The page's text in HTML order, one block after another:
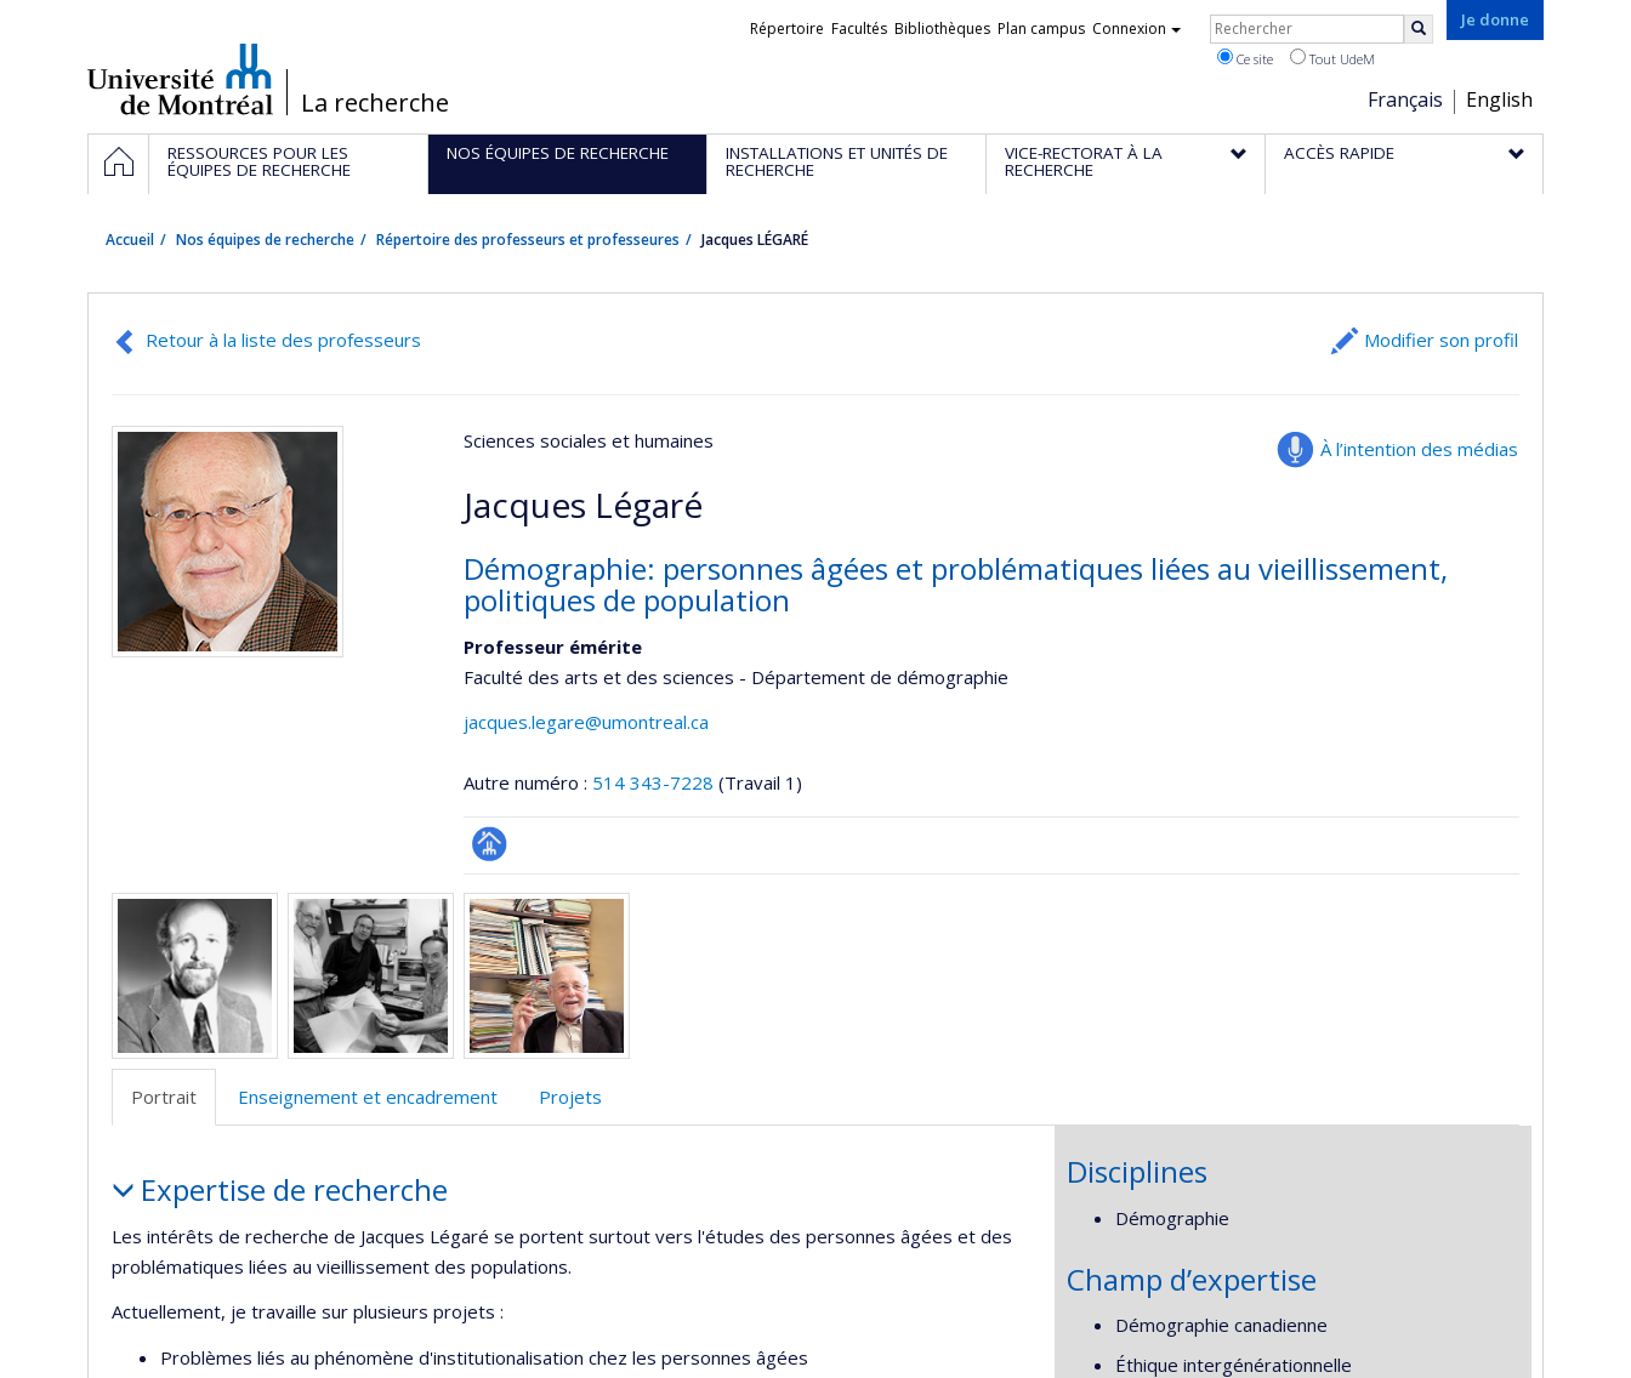
/La recherche
Je donne
Choix
de
la
Français English
Liens
Répertoire Facultés Bibliothèques Plan campus Connexion Rechercher
Ce site Tout UdeM
Navigation
principale
ACCUEILRESSOURCES POUR LES
ÉQUIPES DE RECHERCHE
NOS ÉQUIPES DE RECHERCHE INSTALLATIONS ET UNITÉS DE
RECHERCHE
VICE-RECTORAT À LA
RECHERCHE
ACCÈS RAPIDE
Accueil Nos équipes de recherche Répertoire des professeurs et professeures Jacques LÉGARÉ
Retour à la liste des professeurs Modifier son profil
À l’intention des médias
Sciences sociales et humaines
Jacques Légaré
Démographie: personnes âgées et problématiques liées au vieillissement,
politiques de population
Professeur émérite
Faculté des arts et des sciences - Département de démographie
jacques.legare@umontreal.ca
Autre numéro : 514 343-7228 (Travail 1)
Page
professionnelle
(faculté,département,école)
Médias
Portrait Enseignement et encadrement Projets
Expertise de recherche
Les intérêts de recherche de Jacques Légaré se portent surtout vers l'études des personnes âgées et des
problématiques liées au vieillissement des populations.
Actuellement, je travaille sur plusieurs projets :
Problèmes liés au phénomène d'institutionalisation chez les personnes âgées
Disciplines
Démographie
Champ d’expertise
Démographie canadienne
Éthique intergénérationnelle